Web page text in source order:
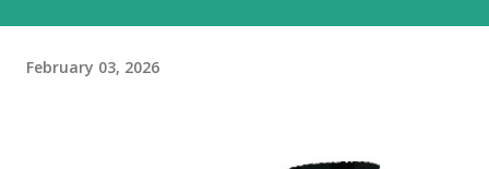
February 03, 2026